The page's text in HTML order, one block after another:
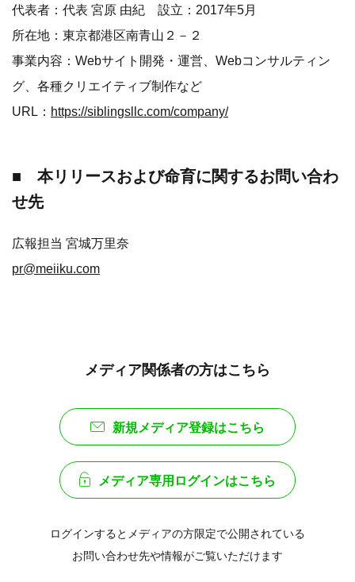
代表者：代表 宮原 由紀 設立：2017年5月
所在地：東京都港区南青山２－２
事業内容：Webサイト開発・運営、Webコンサルティン
グ、各種クリエイティブ制作など
URL： https://siblingsllc.com/company/
■ 本リリースおよび命育に関するお問い合わ
せ先
広報担当 宮城万里奈
pr@meiiku.com
メディア関係者の方はこちら
新規メディア登録はこちら
メディア専用ログインはこちら
ログインするとメディアの方限定で公開されている
お問い合わせ先や情報がご覧いただけます